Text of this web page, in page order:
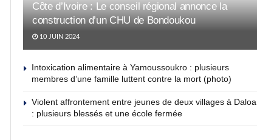
Côte d’Ivoire : Le conseil régional annonce la
construction d’un CHU de Bondoukou
10 JUIN 2024
Intoxication alimentaire à Yamoussoukro : plusieurs
membres d’une famille luttent contre la mort (photo)
Violent affrontement entre jeunes de deux villages à Daloa
: plusieurs blessés et une école fermée